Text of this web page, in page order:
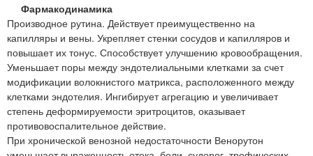
Фармакодинамика
Производное рутина. Действует преимущественно на
капилляры и вены. Укрепляет стенки сосудов и капилляров и
повышает их тонус. Способствует улучшению кровообращения.
Уменьшает поры между эндотелиальными клетками за счет
модификации волокнистого матрикса, расположенного между
клетками эндотелия. Ингибирует агрегацию и увеличивает
степень деформируемости эритроцитов, оказывает
противовоспалительное действие.
При хронической венозной недостаточности Венорутон